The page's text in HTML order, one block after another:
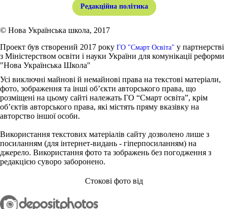
Редакційна політика
© Нова Українська школа, 2017
Проект був створений 2017 року ГО "Смарт Освіта" у партнерстві
з Міністерством освіти і науки України для комунікації реформи
"Нова Українська Школа"
Усі виключні майнові й немайнові права на текстові матеріали,
фото, зображення та інші об’єкти авторського права, що
розміщені на цьому сайті належать ГО “Смарт освіта”, крім
об’єктів авторського права, які містять пряму вказівку на
авторство іншої особи.
Використання текстових матеріалів сайту дозволено лише з
посиланням (для інтернет-видань - гіперпосиланням) на
джерело. Використання фото та зображень без погодження з
редакцією суворо заборонено.
Стокові фото від